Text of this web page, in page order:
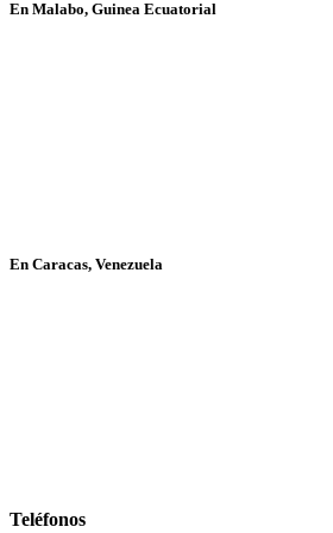
En Malabo, Guinea Ecuatorial
En Caracas, Venezuela
Teléfonos